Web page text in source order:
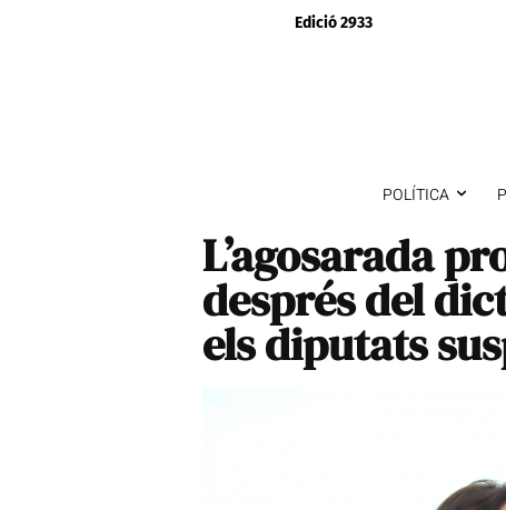
Edició 2933
POLÍTICA
L’agosarada
després del
els diputats